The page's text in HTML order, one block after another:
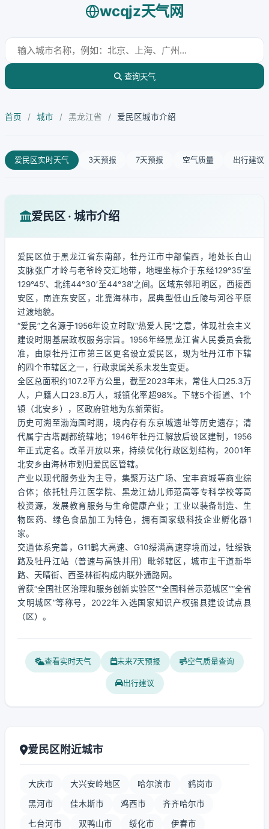
wcqjz天气网
查询天气
首页 / 城市 / 黑龙江省 / 爱民区城市介绍
爱民区实时天气 3天预报 7天预报 空气质量 出行建议
爱民区 · 城市介绍
爱民区位于黑龙江省东南部，牡丹江市中部偏西，地处长白山
支脉张广才岭与老爷岭交汇地带，地理坐标介于东经129°35′至
129°45′、北纬44°30′至44°38′之间。区域东邻阳明区，西接西
安区，南连东安区，北靠海林市，属典型低山丘陵与河谷平原
过渡地貌。
“爱民”之名源于1956年设立时取“热爱人民”之意，体现社会主义
建设时期基层政权服务宗旨。1956年经黑龙江省人民委员会批
准，由原牡丹江市第三区更名设立爱民区，现为牡丹江市下辖
的四个市辖区之一，行政隶属关系未发生变更。
全区总面积约107.2平方公里，截至2023年末，常住人口25.3万
人，户籍人口23.8万人，城镇化率超98%。下辖5个街道、1个
镇（北安乡），区政府驻地为东新荣街。
历史可溯至渤海国时期，境内存有东京城遗址等历史遗存；清
代属宁古塔副都统辖地；1946年牡丹江解放后设区建制，1956
年正式定名。改革开放以来，持续优化行政区划结构，2001年
北安乡由海林市划归爱民区管辖。
产业以现代服务业为主导，集聚万达广场、宝丰商城等商业综
合体；依托牡丹江医学院、黑龙江幼儿师范高等专科学校等高
校资源，发展教育服务与生命健康产业；工业以装备制造、生
物医药、绿色食品加工为特色，拥有国家级科技企业孵化器1
家。
交通体系完善，G11鹤大高速、G10绥满高速穿境而过，牡绥铁
路及牡丹江站（普速与高铁并用）毗邻辖区，城市主干道新华
路、天晴街、西圣林街构成内联外通路网。
曾获“全国社区治理和服务创新实验区”“全国科普示范城区”“全省
文明城区”等称号，2022年入选国家知识产权强县建设试点县
（区）。
查看实时天气 未来7天预报 空气质量查询
出行建议
爱民区附近城市
大庆市 大兴安岭地区 哈尔滨市 鹤岗市
黑河市 佳木斯市 鸡西市 齐齐哈尔市
七台河市 双鸭山市 绥化市 伊春市